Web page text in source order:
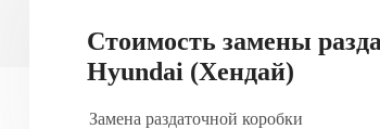
Стоимость замены
Hyundai (Хендай)
Замена раздаточной коробки